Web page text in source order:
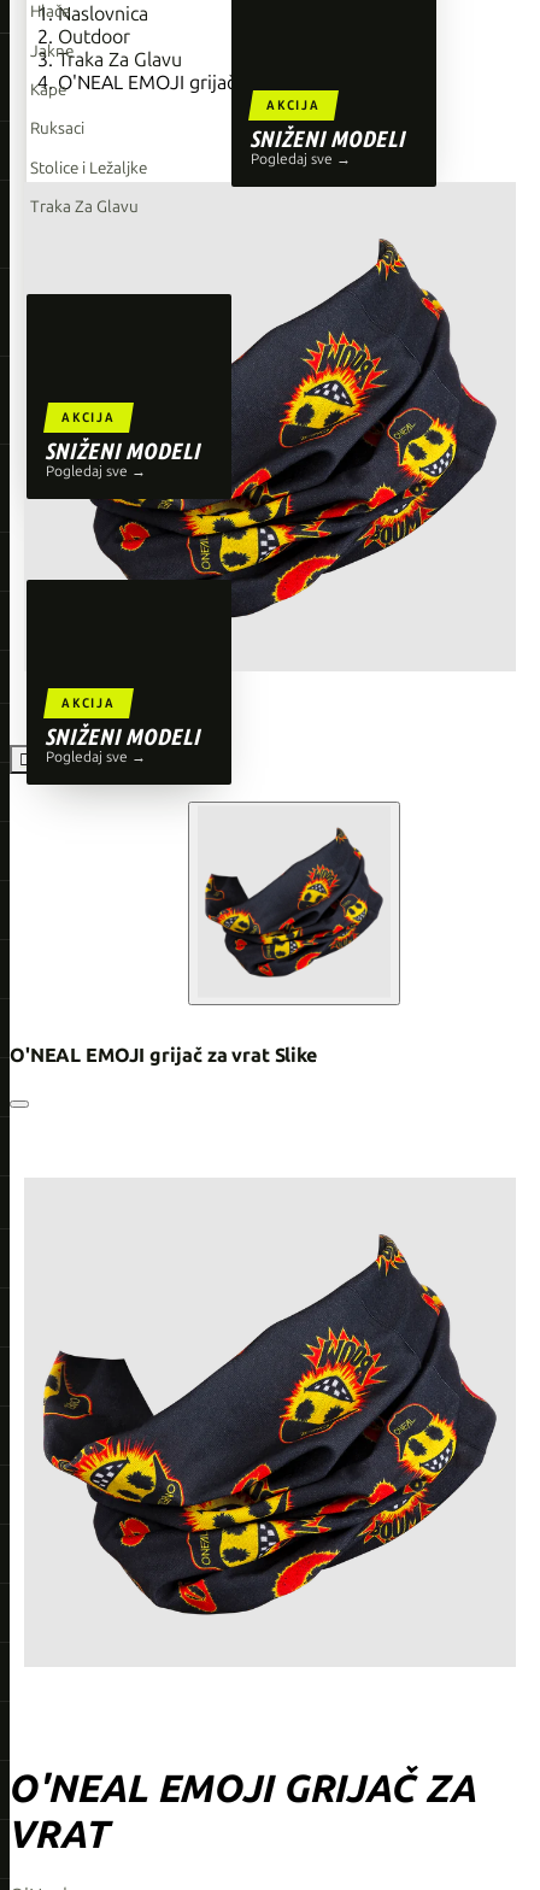
Giant
Orbea
Liv
Shimano
Wahoo
AKCIJA
SNIŽENI MODELI
Pogledaj sve →
AKCIJA
SNIŽENI MODELI
Pogledaj sve →
Hlače
Jakne
Kape
Ruksaci
Stolice i Ležaljke
Traka Za Glavu
Liv
Shimano
Wahoo
AKCIJA
SNIŽENI MODELI
Pogledaj sve →
Naslovnica
Outdoor
Traka Za Glavu
O'NEAL EMOJI grijač za vrat

O'NEAL EMOJI grijač za vrat Slike
O'NEAL EMOJI GRIJAČ ZA
VRAT